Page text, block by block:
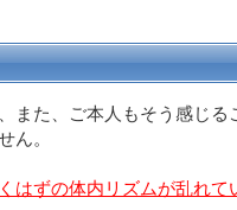
また、ご本人もそう感じる
ん。
ずの体内リズムが乱れて